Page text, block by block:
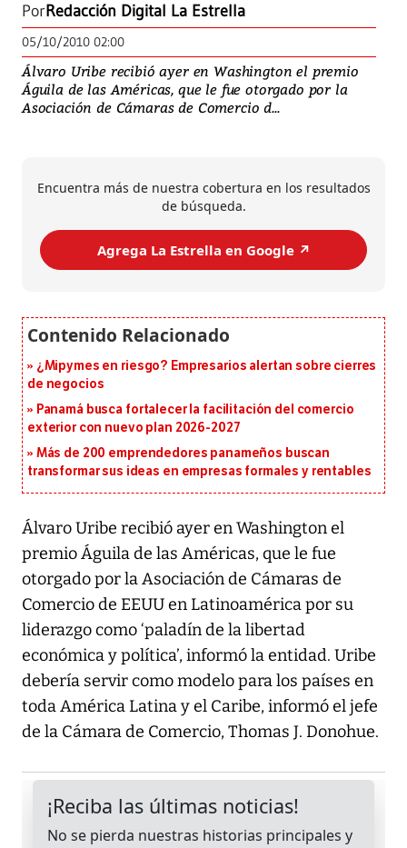
PorRedacción Digital La Estrella
05/10/2010 02:00
Álvaro Uribe recibió ayer en Washington el premio
Águila de las Américas, que le fue otorgado por la
Asociación de Cámaras de Comercio d...
Encuentra más de nuestra cobertura en los resultados
de búsqueda.
Agrega La Estrella en Google ↗️
¿Mipymes en riesgo? Empresarios alertan sobre cierres
de negocios
Panamá busca fortalecer la facilitación del comercio
exterior con nuevo plan 2026-2027
Más de 200 emprendedores panameños buscan
transformar sus ideas en empresas formales y rentables
Álvaro Uribe recibió ayer en Washington el
premio Águila de las Américas, que le fue
otorgado por la Asociación de Cámaras de
Comercio de EEUU en Latinoamérica por su
liderazgo como ‘paladín de la libertad
económica y política’, informó la entidad. Uribe
debería servir como modelo para los países en
toda América Latina y el Caribe, informó el jefe
de la Cámara de Comercio, Thomas J. Donohue.